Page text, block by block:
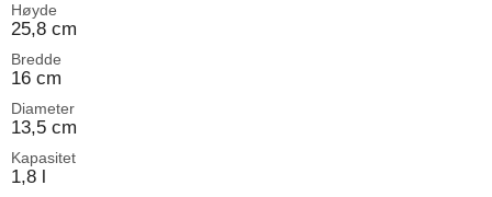
Høyde
25,8 cm
Bredde
16 cm
Diameter
13,5 cm
Kapasitet
1,8 l